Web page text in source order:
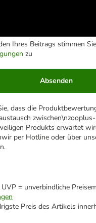
Ihres Beitrags stimmen
zu
Absenden
dass die
Produkts erwartet
per Hotline oder über
= unverbindliche
Preis des Artikels